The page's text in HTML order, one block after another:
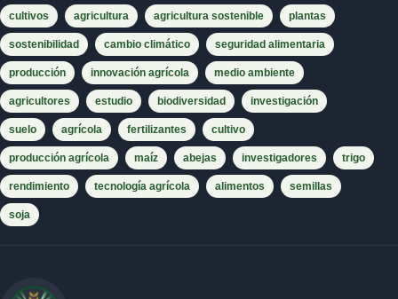
cultivos agricultura agricultura sostenible plantas
sostenibilidad cambio climático seguridad alimentaria
producción innovación agrícola medio ambiente
agricultores estudio biodiversidad investigación
suelo agrícola fertilizantes cultivo
producción agrícola maíz abejas investigadores trigo
rendimiento tecnología agrícola alimentos semillas
soja